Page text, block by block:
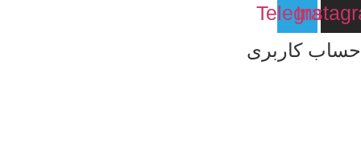
Telegram
حساب کاربری